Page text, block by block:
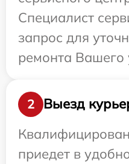
Специалист
запрос для
ремонта Вашего
2
Выезд
приедет в